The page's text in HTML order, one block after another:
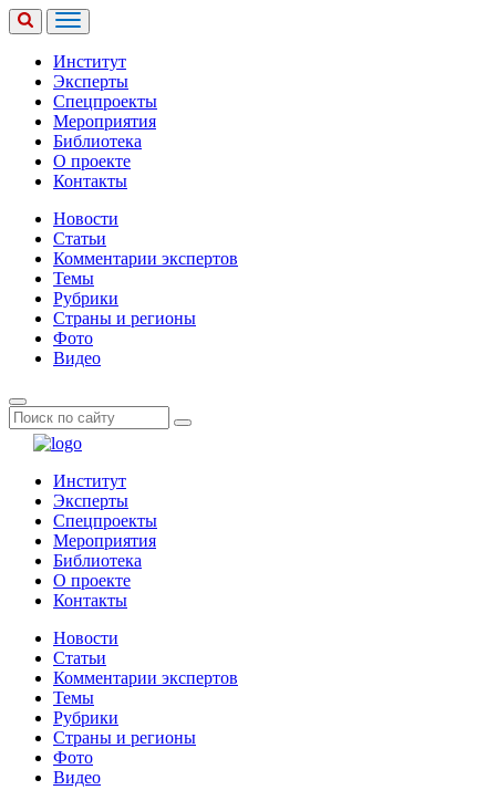
Институт
Эксперты
Спецпроекты
Мероприятия
Библиотека
О проекте
Контакты
Новости
Статьи
Комментарии экспертов
Темы
Рубрики
Страны и регионы
Фото
Видео
Институт
Эксперты
Спецпроекты
Мероприятия
Библиотека
О проекте
Контакты
Новости
Статьи
Комментарии экспертов
Темы
Рубрики
Страны и регионы
Фото
Видео